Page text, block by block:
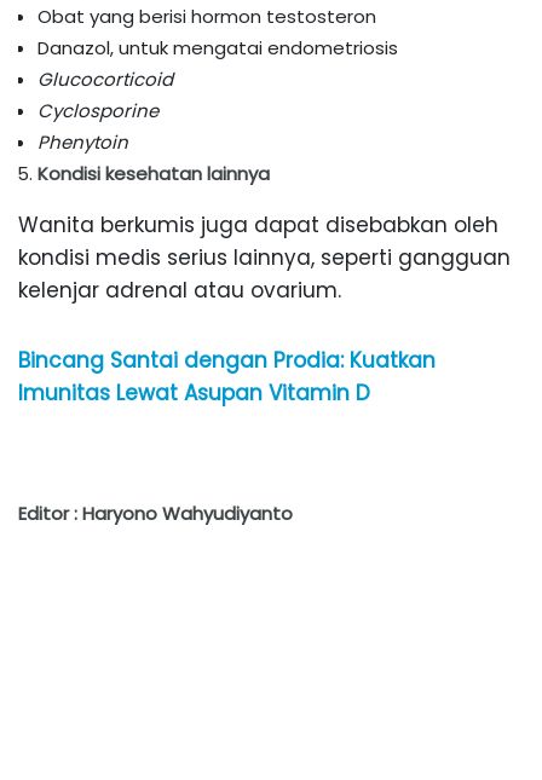
Obat yang berisi hormon testosteron
Danazol, untuk mengatai endometriosis
Glucocorticoid
Cyclosporine
Phenytoin
Kondisi kesehatan lainnya
Wanita berkumis juga dapat disebabkan oleh
kondisi medis serius lainnya, seperti gangguan
kelenjar adrenal atau ovarium.
Bincang Santai dengan Prodia: Kuatkan
Imunitas Lewat Asupan Vitamin D
Editor : Haryono Wahyudiyanto